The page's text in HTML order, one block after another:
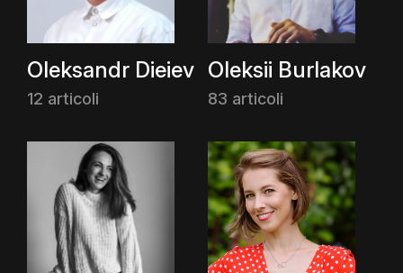
Oleksandr Dieiev
12 articoli
Oleksii Burlakov
83 articoli